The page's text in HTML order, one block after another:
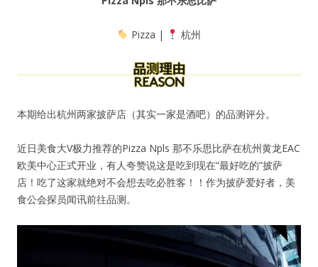
Pizza | 杭州
本期给出杭州两家披萨店（其实一家是酒吧）的品测评分。
近日美食大V极力推荐的Pizza Npls 那不乐思比萨在杭州黄龙EAC
欧美中心正式开业，有人夸赞说这是吃到现在“最好吃的”披萨
店！吃了这家就绝对不会想去吃必胜客！！作为披萨爱好者，美
食公会探员闻讯前往品测。